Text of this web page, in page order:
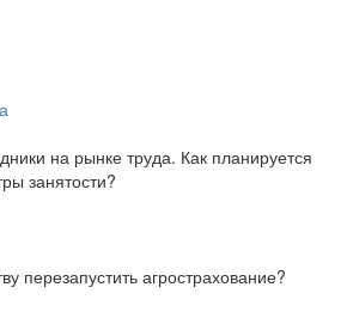
на рынке труда. Как планируется
занятости?
перезапустить агрострахование?